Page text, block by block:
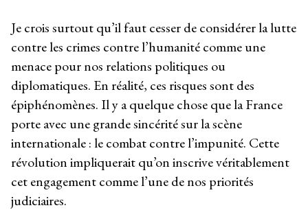
Je crois surtout qu’il faut cesser de considérer la lutte
contre les crimes contre l’humanité comme une
menace pour nos relations politiques ou
diplomatiques. En réalité, ces risques sont des
épiphénomènes. Il y a quelque chose que la France
porte avec une grande sincérité sur la scène
internationale : le combat contre l’impunité. Cette
révolution impliquerait qu’on inscrive véritablement
cet engagement comme l’une de nos priorités
judiciaires.